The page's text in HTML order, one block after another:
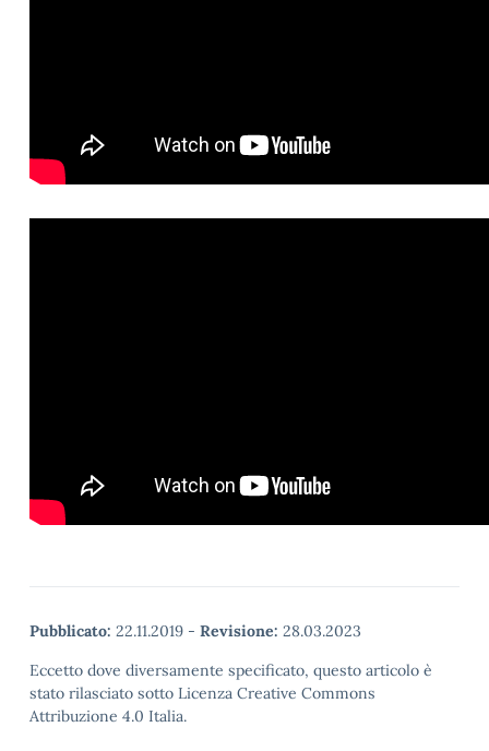
Pubblicato: 22.11.2019 - Revisione: 28.03.2023
Eccetto dove diversamente specificato, questo articolo è
stato rilasciato sotto Licenza Creative Commons
Attribuzione 4.0 Italia.